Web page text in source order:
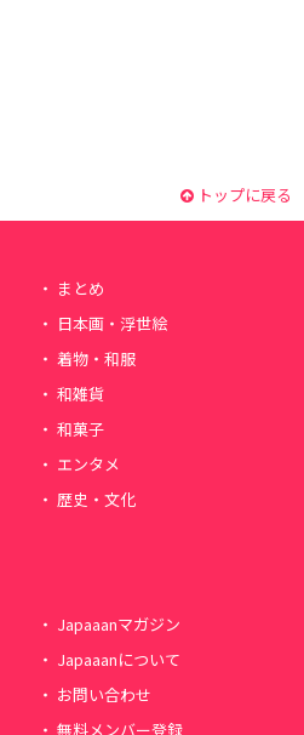
トップに戻る
まとめ
日本画・浮世絵
着物・和服
和雑貨
和菓子
エンタメ
歴史・文化
Japaaanマガジン
Japaaanについて
お問い合わせ
無料メンバー登録